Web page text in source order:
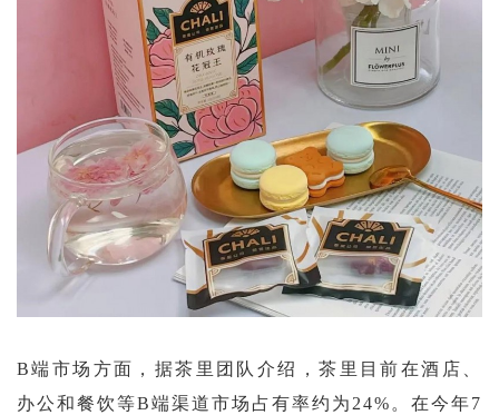
B端市场方面，据茶里团队介绍，茶里目前在酒店、
办公和餐饮等B端渠道市场占有率约为24%。在今年7